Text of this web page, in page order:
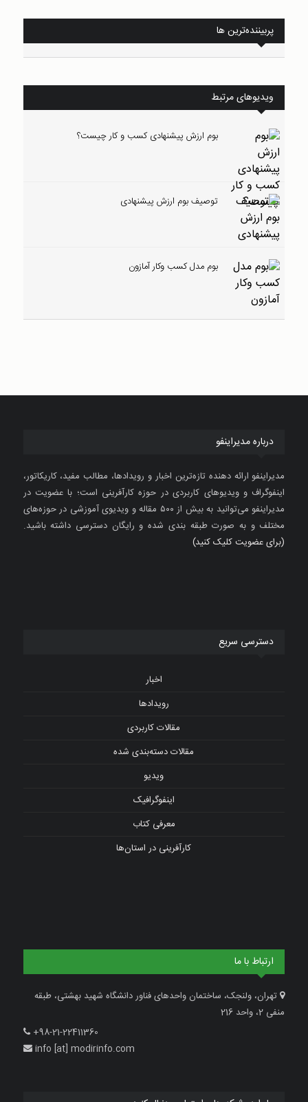
پربیننده‌ترین ها
ویدیوهای مرتبط
بوم ارزش پیشنهادی کسب و کار چیست؟
توصیف بوم ارزش پیشنهادی
بوم مدل کسب وکار آمازون
درباره مدیراینفو
مدیراینفو ارائه دهنده تازه‌ترین اخبار و رویدادها، مطالب مفید، کاریکاتور،
اینفوگراف و ویدیوهای کاربردی در حوزه کارآفرینی است؛ با عضویت در
مدیراینفو می‌توانید به بیش از ۵۰۰ مقاله و ویدیوی آموزشی در حوزه‌های
مختلف و به صورت طبقه بندی شده و رایگان دسترسی داشته باشید.
(برای عضویت کلیک کنید)
دسترسی سریع
اخبار
رویدادها
مقالات کاربردی
مقالات دسته‌بندی شده
ویدیو
اینفوگرافیک
معرفی کتاب
کارآفرینی در استان‌ها
ارتباط با ما
تهران، ولنجک، ساختمان واحدهای فناور دانشگاه شهید بهشتی، طبقه
منفی 2، واحد 216
+98-21-22411360
info [at] modirinfo.com